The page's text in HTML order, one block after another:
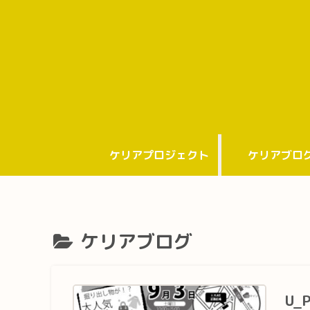
ケリアプロジェクト ケリアブロ
ケリアブログ